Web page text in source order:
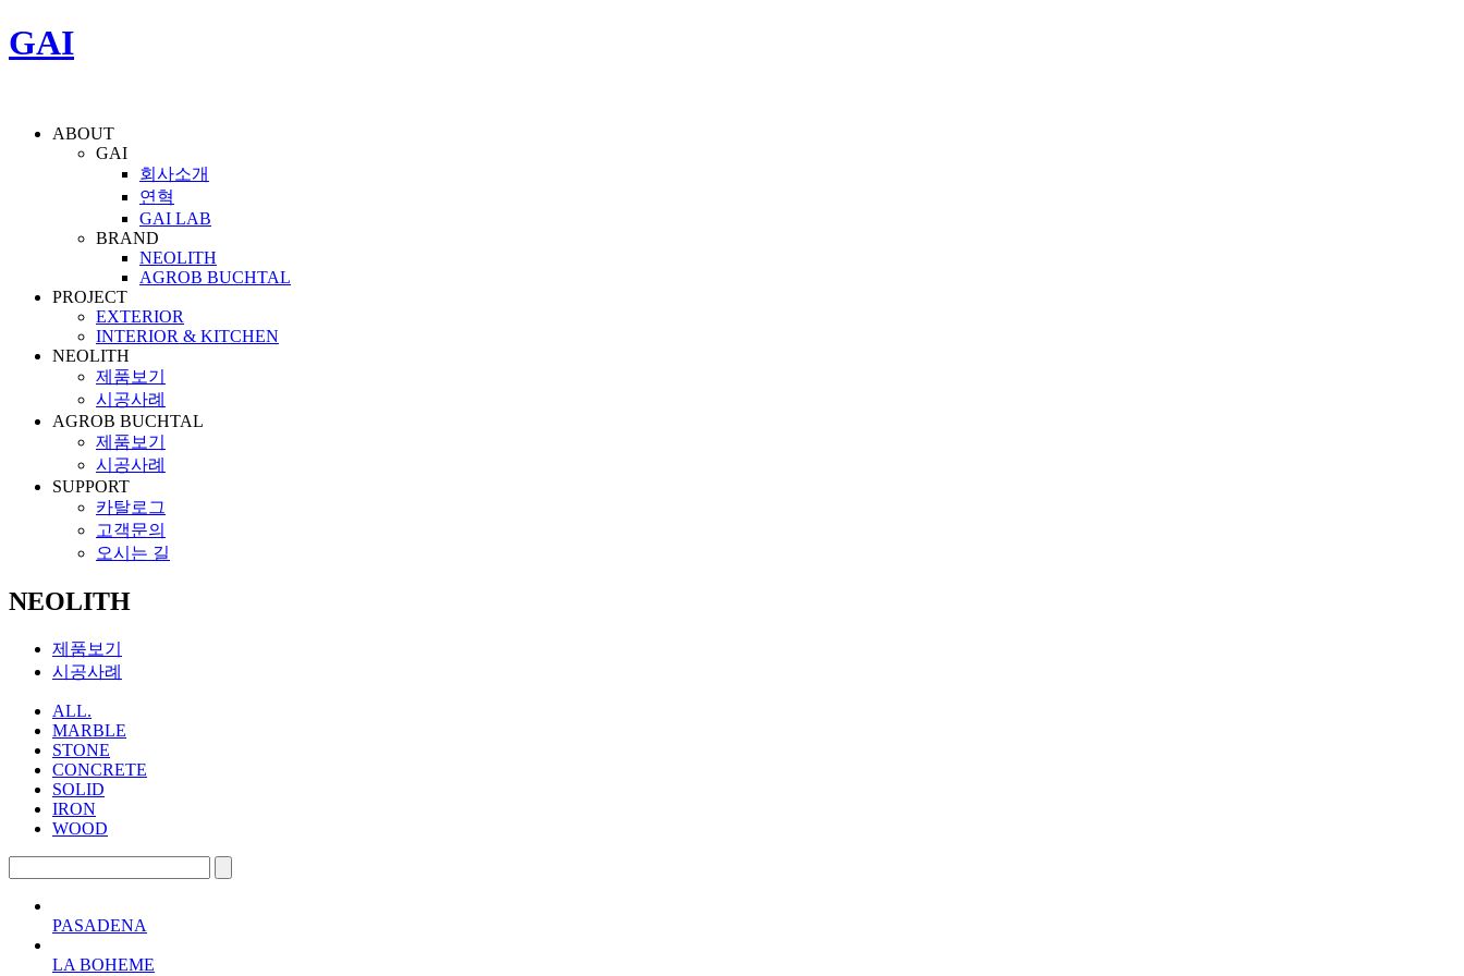
GAI
ABOUT
GAI
회사소개
연혁
GAI LAB
BRAND
NEOLITH
AGROB BUCHTAL
PROJECT
EXTERIOR
INTERIOR & KITCHEN
NEOLITH
제품보기
시공사례
AGROB BUCHTAL
제품보기
시공사례
SUPPORT
카탈로그
고객문의
오시는 길
NEOLITH
제품보기
시공사례
ALL.
MARBLE
STONE
CONCRETE
SOLID
IRON
WOOD
PASADENA
LA BOHEME